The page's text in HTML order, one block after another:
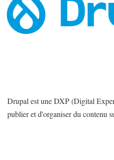
Intro
Drupal est une DXP (Digital
publier et d'organiser du contenu